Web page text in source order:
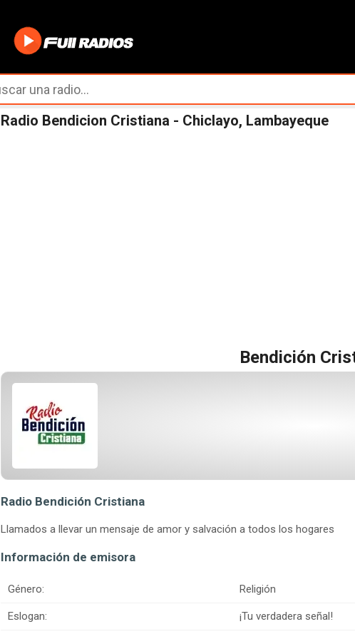
Radio Bendicion Cristiana - Chiclayo, Lambayeque
Bendición
Radio Bendición Cristiana
Llamados a llevar un mensaje de amor y salvación a todos los hogares
Información de emisora
Género: Religión
Eslogan: ¡Tu verdadera señal!